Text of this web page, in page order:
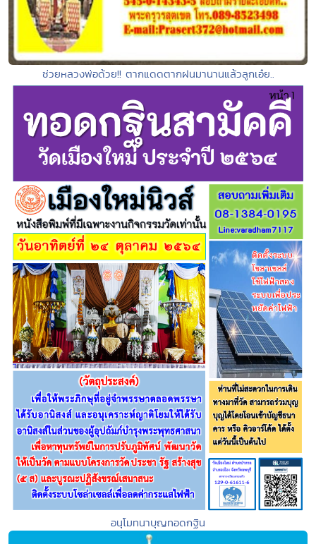
ช่วยหลวงพ่อด้วย!! ตากแดดตากฝนมานานแล้วลูกเอ๋ย..
อนุโมทนาบุญทอดกฐิน